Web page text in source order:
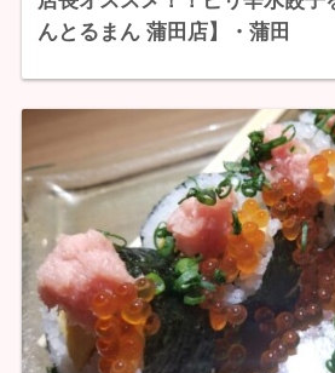
んとるまん 蒲田店】・蒲田